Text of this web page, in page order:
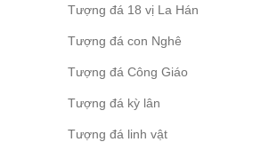
Tượng đá 18 vị La Hán
Tượng đá con Nghê
Tượng đá Công Giáo
Tượng đá kỳ lân
Tượng đá linh vật